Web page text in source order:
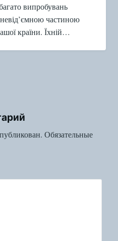
випробувань
частиною
країни. Їхній…
Обязательные